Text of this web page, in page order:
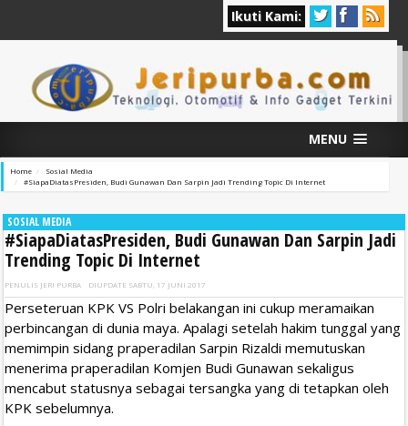
Ikuti Kami:
MENU
Home
Sosial Media
#SiapaDiatasPresiden, Budi Gunawan Dan Sarpin Jadi Trending Topic Di Internet
SOSIAL MEDIA
#SiapaDiatasPresiden, Budi Gunawan Dan Sarpin Jadi
Trending Topic Di Internet
PENULIS JERI PURBA DIUPDATE SABTU, 17 JUNI 2017
Perseteruan KPK VS Polri belakangan ini cukup meramaikan
perbincangan di dunia maya. Apalagi setelah hakim tunggal yang
memimpin sidang praperadilan Sarpin Rizaldi memutuskan
menerima praperadilan Komjen Budi Gunawan sekaligus
mencabut statusnya sebagai tersangka yang di tetapkan oleh
KPK sebelumnya.